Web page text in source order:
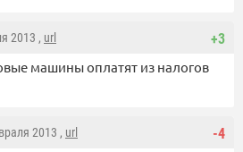
+3
2013 , url
машины оплатят из налогов
-4
2013 , url